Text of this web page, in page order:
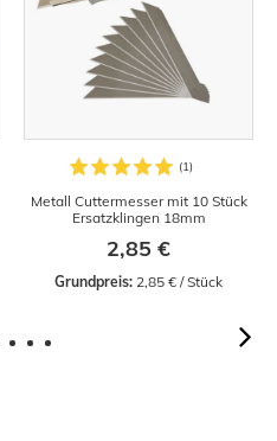
Metall Cuttermesser mit 10 Stück
Ersatzklingen 18mm
2,85 €
Grundpreis: 2,85 € / Stück